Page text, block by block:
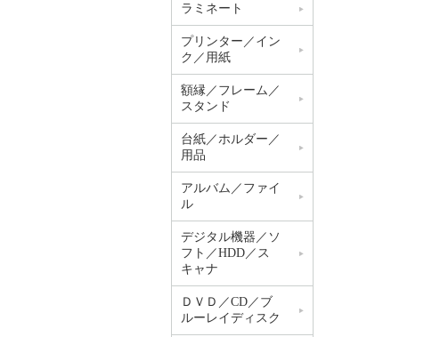
ラミネート
プリンター／イン
ク／用紙
額縁／フレーム／
スタンド
台紙／ホルダー／
用品
アルバム／ファイ
ル
デジタル機器／ソ
フト／HDD／ス
キャナ
ＤＶＤ／CD／ブ
ルーレイディスク